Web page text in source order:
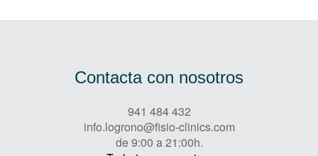
Contacta con nosotros
941 484 432
info.logrono@fisio-clinics.com
de 9:00 a 21:00h.